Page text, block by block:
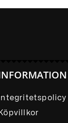
Integritetspolicy